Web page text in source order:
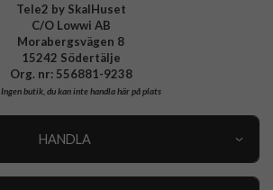
Tele2 by SkalHuset
C/O Lowwi AB
Morabergsvägen 8
15242 Södertälje
Org. nr: 556881-9238
Ingen butik, du kan inte handla här på plats
HANDLA